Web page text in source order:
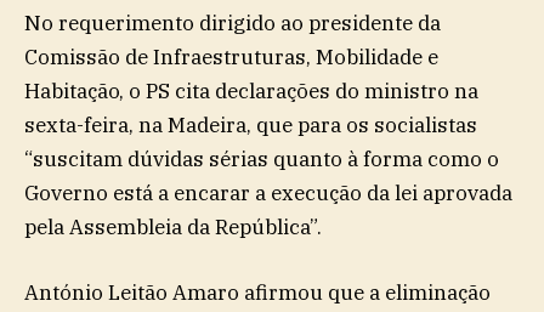
No requerimento dirigido ao presidente da
Comissão de Infraestruturas, Mobilidade e
Habitação, o PS cita declarações do ministro na
sexta-feira, na Madeira, que para os socialistas
“suscitam dúvidas sérias quanto à forma como o
Governo está a encarar a execução da lei aprovada
pela Assembleia da República”.
António Leitão Amaro afirmou que a eliminação